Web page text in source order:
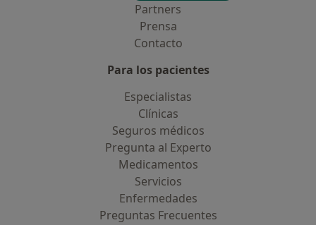
Partners
Prensa
Contacto
Para los pacientes
Especialistas
Clínicas
Seguros médicos
Pregunta al Experto
Medicamentos
Servicios
Enfermedades
Preguntas Frecuentes